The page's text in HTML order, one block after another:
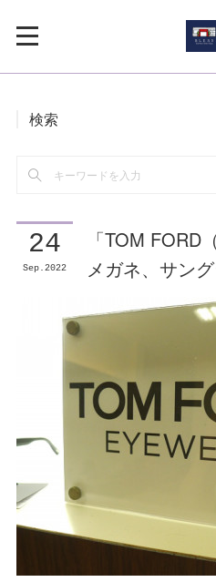
検索
24
Sep 2022
「TOM FORD
メガネ、サン